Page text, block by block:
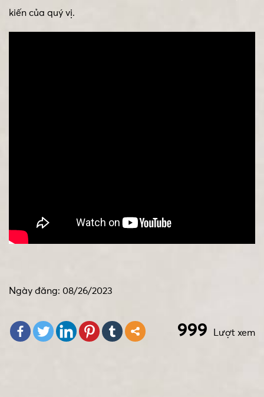
kiến của quý vị.
Ngày đăng: 08/26/2023
Lượt xem
999